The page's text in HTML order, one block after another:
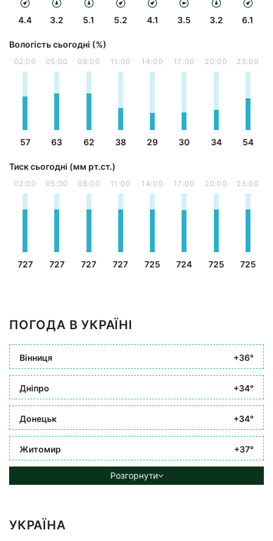
4.4 3.2 5.1 5.2 4.1 3.5 3.2 6.1
Вологість сьогодні (%)
02:00
57
05:00
63
08:00
62
11:00
38
14:00
29
17:00
30
20:00
34
23:00
54
Тиск сьогодні (мм рт.ст.)
02:00
727
05:00
727
08:00
727
11:00
727
14:00
725
17:00
724
20:00
725
23:00
725
ПОГОДА В УКРАЇНІ
Вінниця +36°
Дніпро +34°
Донецьк +34°
Житомир +37°
Розгорнути
УКРАЇНА